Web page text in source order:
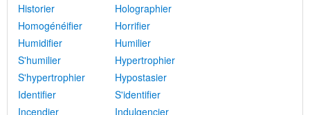
Historier
Holographier
Homogénéifier
Horrifier
Humidifier
Humilier
S'humilier
Hypertrophier
S'hypertrophier
Hypostasier
Identifier
S'identifier
Incendier
Indulgencier